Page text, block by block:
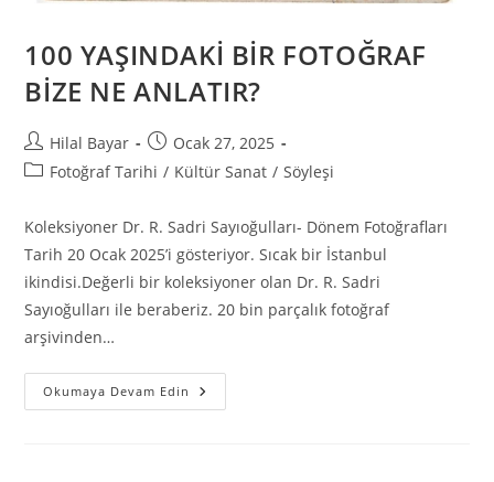
100 YAŞINDAKİ BİR FOTOĞRAF
BİZE NE ANLATIR?
Hilal Bayar
Ocak 27, 2025
Fotoğraf Tarihi / Kültür Sanat / Söyleşi
Koleksiyoner Dr. R. Sadri Sayıoğulları- Dönem Fotoğrafları
Tarih 20 Ocak 2025’i gösteriyor. Sıcak bir İstanbul
ikindisi.Değerli bir koleksiyoner olan Dr. R. Sadri
Sayıoğulları ile beraberiz. 20 bin parçalık fotoğraf
arşivinden…
Okumaya Devam Edin